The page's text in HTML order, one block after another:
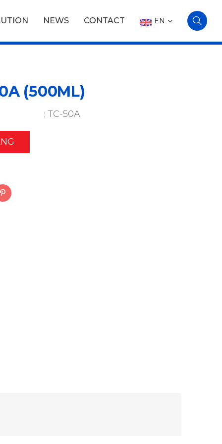
NEWS CONTACT EN
(500ML)
TC-50A